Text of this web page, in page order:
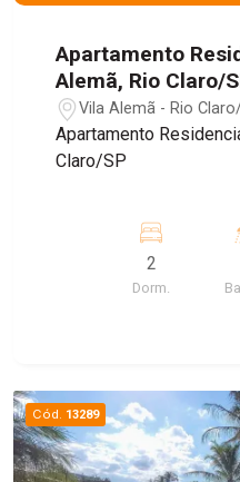
Apartamento
Alemã, Rio Claro/
Vila Alemã - Rio
Apartamento
Claro/SP
2
Dorm.
Cód. 13289